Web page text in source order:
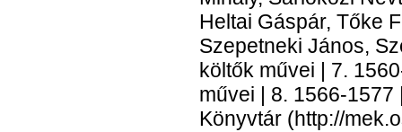
Heltai Gáspár, Tőke
Szepetneki János,
költők művei | 7.
művei | 8. 1566-
Könyvtár (http://